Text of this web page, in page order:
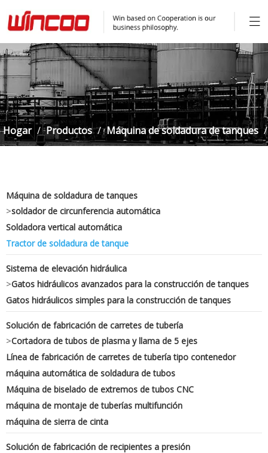
Hogar / Productos / Máquina de soldadura de tanques /
Tractor de soldadura de tanque
Máquina de soldadura de tanques
>soldador de circunferencia automática
Soldadora vertical automática
Tractor de soldadura de tanque
Sistema de elevación hidráulica
>Gatos hidráulicos avanzados para la construcción de tanques
Gatos hidráulicos simples para la construcción de tanques
Solución de fabricación de carretes de tubería
>Cortadora de tubos de plasma y llama de 5 ejes
Línea de fabricación de carretes de tubería tipo contenedor
máquina automática de soldadura de tubos
Máquina de biselado de extremos de tubos CNC
máquina de montaje de tuberías multifunción
máquina de sierra de cinta
Solución de fabricación de recipientes a presión